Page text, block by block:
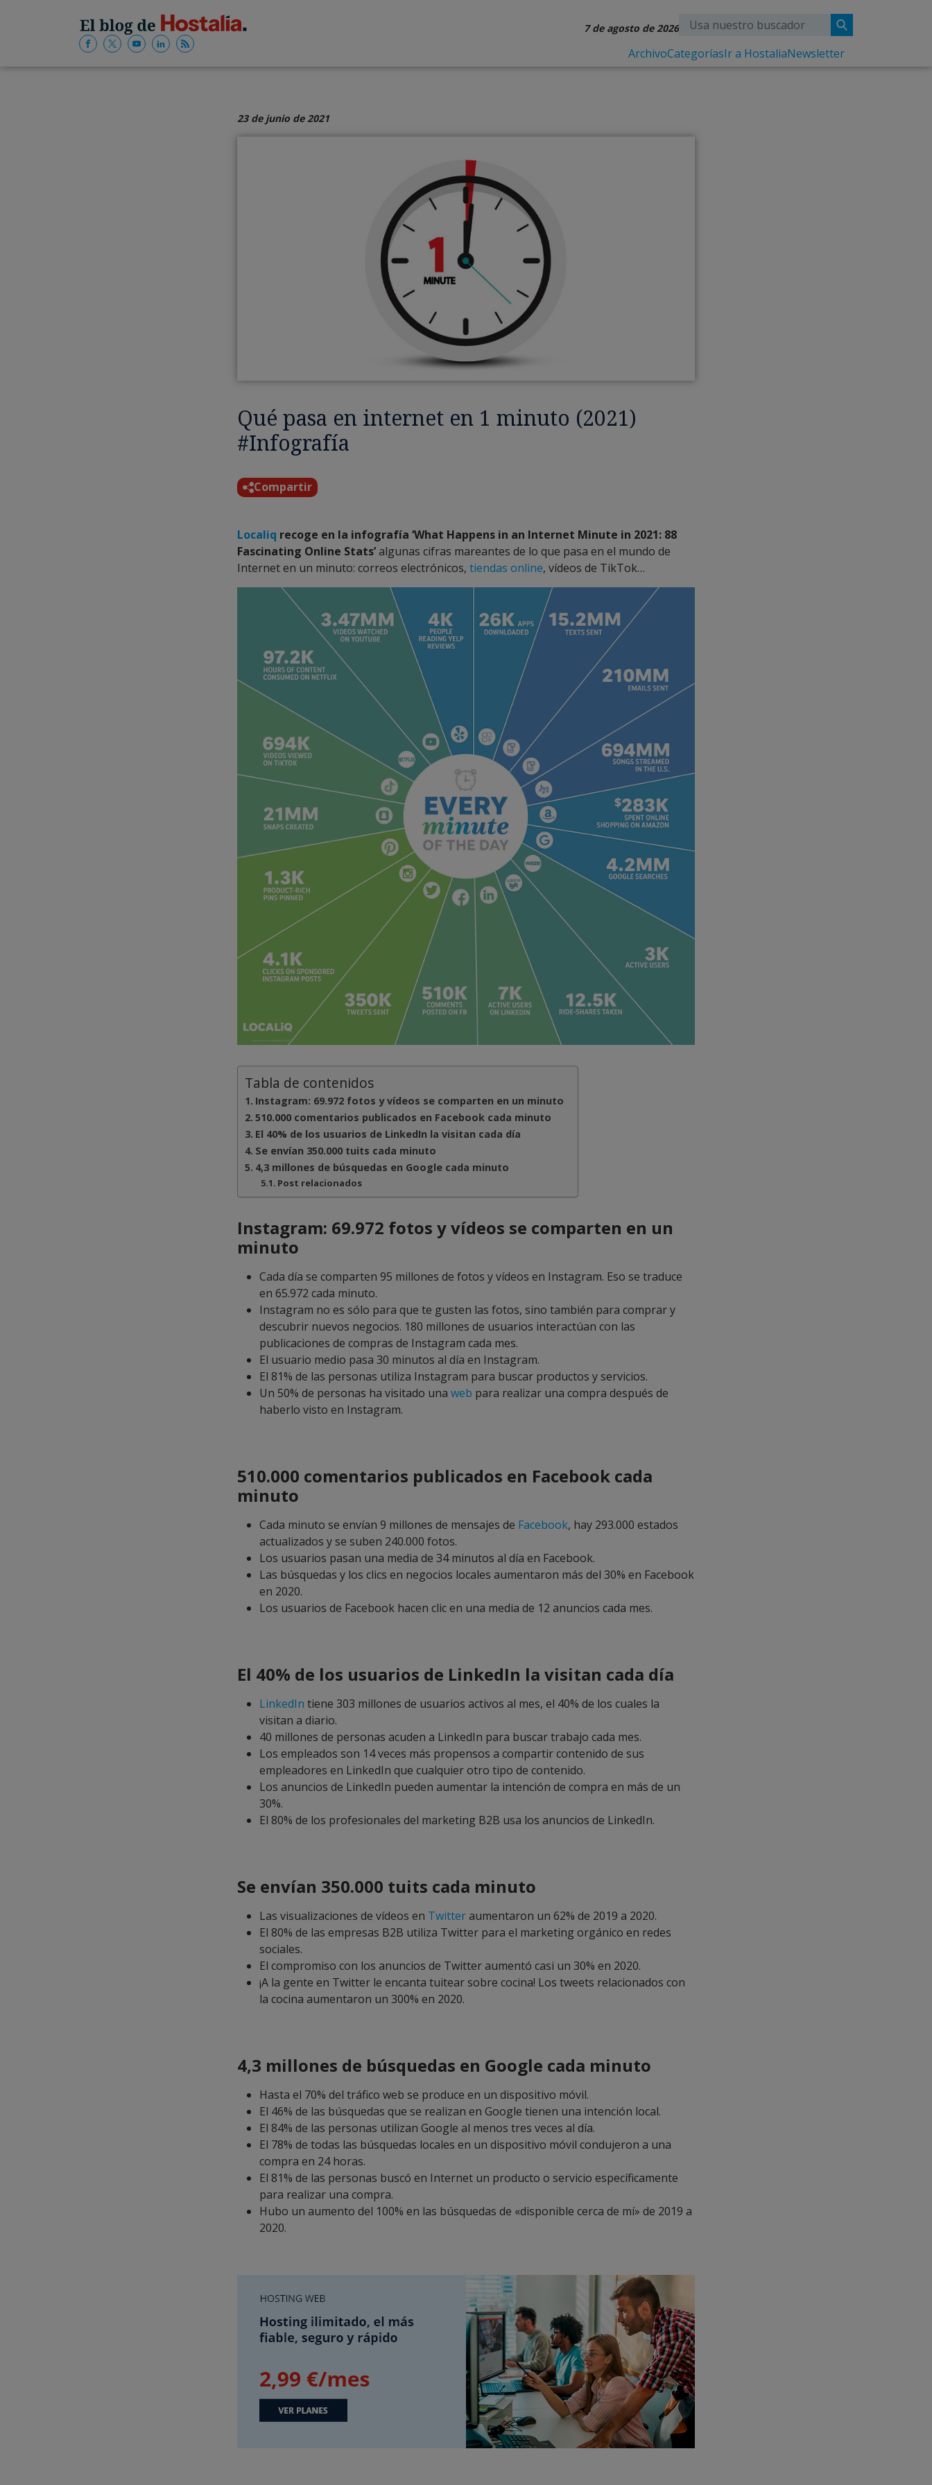
7 de agosto de 2026
ArchivoCategoríasIr a HostaliaNewsletter
23 de junio de 2021
Qué pasa en internet en 1 minuto (2021)
#Infografía
Compartir
Localiq recoge en la infografía ‘What Happens in an Internet Minute in 2021: 88
Fascinating Online Stats’algunas cifras mareantes de lo que pasa en el mundo de
Internet en un minuto: correos electrónicos, tiendas online, vídeos de TikTok…
Tabla de contenidos
Instagram: 69.972 fotos y vídeos se comparten en un minuto
510.000 comentarios publicados en Facebook cada minuto
El 40% de los usuarios de LinkedIn la visitan cada día
Se envían 350.000 tuits cada minuto
4,3 millones de búsquedas en Google cada minuto
Post relacionados
Instagram: 69.972 fotos y vídeos se comparten en un
minuto
Cada día se comparten 95 millones de fotos y vídeos en Instagram. Eso se traduce
en 65.972 cada minuto.
Instagram no es sólo para que te gusten las fotos, sino también para comprar y
descubrir nuevos negocios. 180 millones de usuarios interactúan con las
publicaciones de compras de Instagram cada mes.
El usuario medio pasa 30 minutos al día en Instagram.
El 81% de las personas utiliza Instagram para buscar productos y servicios.
Un 50% de personas ha visitado una web para realizar una compra después de
haberlo visto en Instagram.
510.000 comentarios publicados en Facebook cada
minuto
Cada minuto se envían 9 millones de mensajes de Facebook, hay 293.000 estados
actualizados y se suben 240.000 fotos.
Los usuarios pasan una media de 34 minutos al día en Facebook.
Las búsquedas y los clics en negocios locales aumentaron más del 30% en Facebook
en 2020.
Los usuarios de Facebook hacen clic en una media de 12 anuncios cada mes.
El 40% de los usuarios de LinkedIn la visitan cada día
LinkedIn tiene 303 millones de usuarios activos al mes, el 40% de los cuales la
visitan a diario.
40 millones de personas acuden a LinkedIn para buscar trabajo cada mes.
Los empleados son 14 veces más propensos a compartir contenido de sus
empleadores en LinkedIn que cualquier otro tipo de contenido.
Los anuncios de LinkedIn pueden aumentar la intención de compra en más de un
30%.
El 80% de los profesionales del marketing B2B usa los anuncios de LinkedIn.
Se envían 350.000 tuits cada minuto
Las visualizaciones de vídeos en Twitteraumentaron un 62% de 2019 a 2020.
El 80% de las empresas B2B utiliza Twitter para el marketing orgánico en redes
sociales.
El compromiso con los anuncios de Twitter aumentó casi un 30% en 2020.
¡A la gente en Twitter le encanta tuitear sobre cocina! Los tweets relacionados con
la cocina aumentaron un 300% en 2020.
4,3 millones de búsquedas en Google cada minuto
Hasta el 70% del tráfico web se produce en un dispositivo móvil.
El 46% de las búsquedas que se realizan en Google tienen una intención local.
El 84% de las personas utilizan Google al menos tres veces al día.
El 78% de todas las búsquedas locales en un dispositivo móvil condujeron a una
compra en 24 horas.
El 81% de las personas buscó en Internet un producto o servicio específicamente
para realizar una compra.
Hubo un aumento del 100% en las búsquedas de «disponible cerca de mí» de 2019 a
2020.